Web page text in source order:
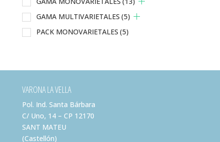
GAMA MULTIVARIETALES (5)
PACK MONOVARIETALES (5)
VARONA LA VELLA
Pol. Ind. Santa Bárbara
C/ Uno, 14 – CP 12170
SANT MATEU
(Castellón)